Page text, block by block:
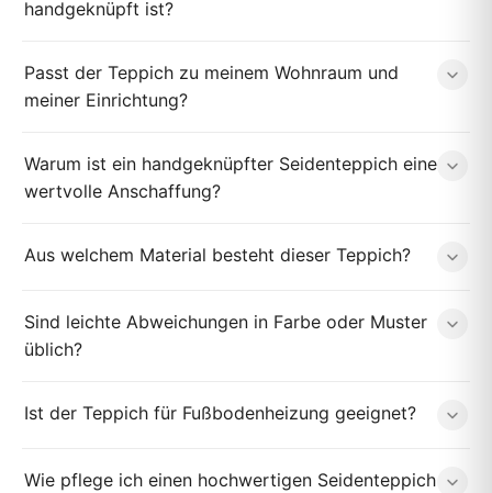
handgeknüpft ist?
Passt der Teppich zu meinem Wohnraum und
meiner Einrichtung?
Warum ist ein handgeknüpfter Seidenteppich eine
wertvolle Anschaffung?
Aus welchem Material besteht dieser Teppich?
Sind leichte Abweichungen in Farbe oder Muster
üblich?
Ist der Teppich für Fußbodenheizung geeignet?
Wie pflege ich einen hochwertigen Seidenteppich